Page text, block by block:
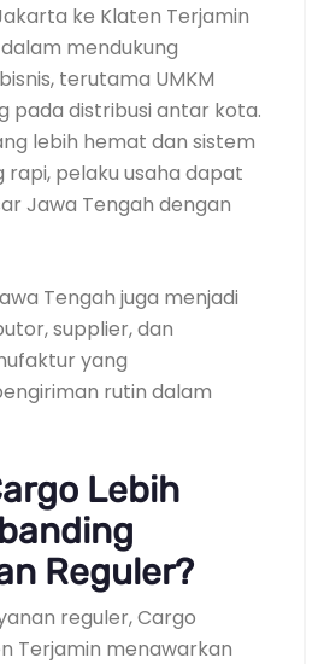
ke Klaten Terjamin
mendukung
terutama UMKM
pada distribusi antar kota.
lebih hemat dan sistem
rapi, pelaku usaha dapat
Jawa Tengah dengan
Tengah juga menjadi
supplier, dan
yang
rutin dalam
Lebih
Reguler?
reguler, Cargo
Terjamin menawarkan